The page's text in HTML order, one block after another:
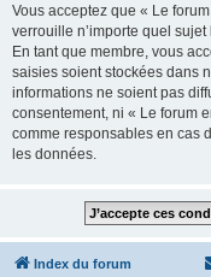
Vous acceptez que « Le
verrouille n’importe quel
En tant que membre, vous
saisies soient stockées dans
informations ne soient pas
consentement, ni « Le forum
comme responsables en cas
les données.
Index du forum